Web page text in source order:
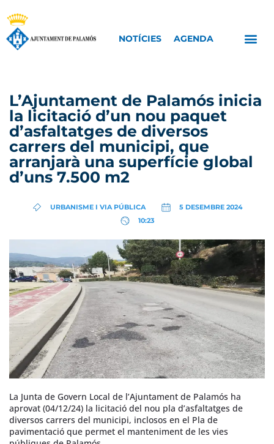
NOTÍCIES AGENDA
L’Ajuntament de Palamós inicia
la licitació d’un nou paquet
d’asfaltatges de diversos
carrers del municipi, que
arranjarà una superfície global
d’uns 7.500 m2
URBANISME I VIA PÚBLICA
5 DESEMBRE 2024
10:23
La Junta de Govern Local de l’Ajuntament de Palamós ha
aprovat (04/12/24) la licitació del nou pla d’asfaltatges de
diversos carrers del municipi, inclosos en el Pla de
pavimentació que permet el manteniment de les vies